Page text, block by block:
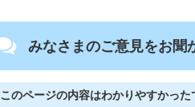
みなさまのご意見をお聞
このページの内容はわかりやすかった